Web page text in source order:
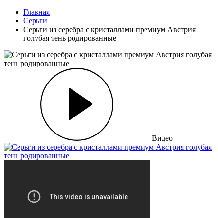
Главная
Серьги
Серьги из серебра с кристаллами премиум Австрия
голубая тень родированные
Видео